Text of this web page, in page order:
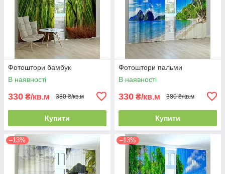
Фотоштори бамбук
В наявності
330 ₴/кв.м 380 ₴/кв.м
Купити
Фотоштори пальми
В наявності
330 ₴/кв.м 380 ₴/кв.м
Купити
–13% –13%